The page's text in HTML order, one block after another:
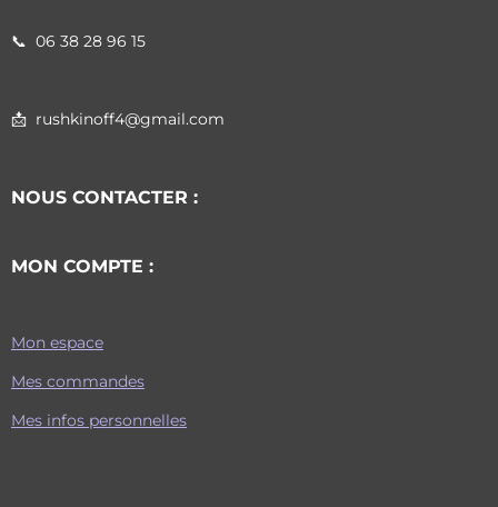
📞 06 38 28 96 15
📩 rushkinoff4@gmail.com
NOUS CONTACTER :
MON COMPTE :
Mon espace
Mes commandes
Mes infos personnelles